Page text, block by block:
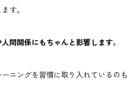
す。
間関係にもちゃんと影響します。
ニングを習慣に取り入れているのも